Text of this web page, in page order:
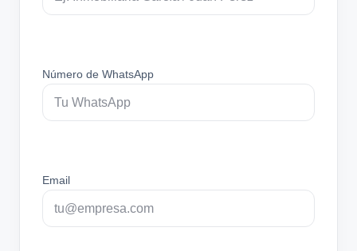
Número de WhatsApp
Email